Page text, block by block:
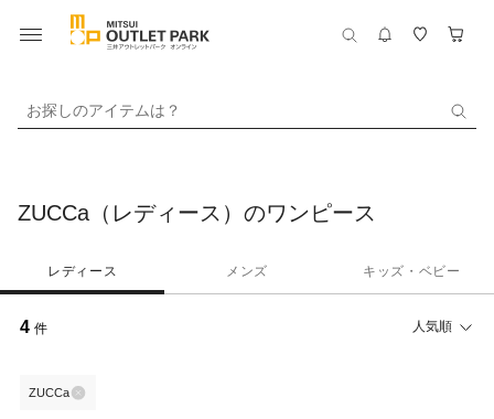
お探しのアイテムは？
ZUCCa（レディース）のワンピース
レディース メンズ キッズ・ベビー
4 件 人気順
ZUCCa